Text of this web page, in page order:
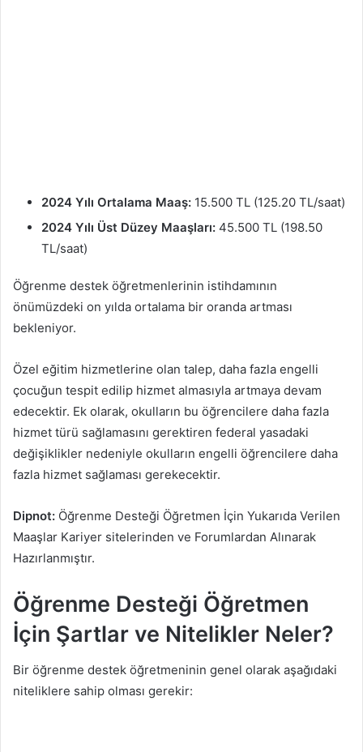
2024 Yılı Ortalama Maaş: 15.500 TL (125.20 TL/saat)
2024 Yılı Üst Düzey Maaşları: 45.500 TL (198.50
TL/saat)
Öğrenme destek öğretmenlerinin istihdamının
önümüzdeki on yılda ortalama bir oranda artması
bekleniyor.
Özel eğitim hizmetlerine olan talep, daha fazla engelli
çocuğun tespit edilip hizmet almasıyla artmaya devam
edecektir. Ek olarak, okulların bu öğrencilere daha fazla
hizmet türü sağlamasını gerektiren federal yasadaki
değişiklikler nedeniyle okulların engelli öğrencilere daha
fazla hizmet sağlaması gerekecektir.
Dipnot: Öğrenme Desteği Öğretmen İçin Yukarıda Verilen
Maaşlar Kariyer sitelerinden ve Forumlardan Alınarak
Hazırlanmıştır.
Öğrenme Desteği Öğretmen
İçin Şartlar ve Nitelikler Neler?
Bir öğrenme destek öğretmeninin genel olarak aşağıdaki
niteliklere sahip olması gerekir: